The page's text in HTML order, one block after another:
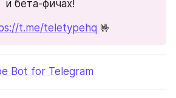
и бета-фичах!
t.me/teletypehq 🤟
Bot for Telegram